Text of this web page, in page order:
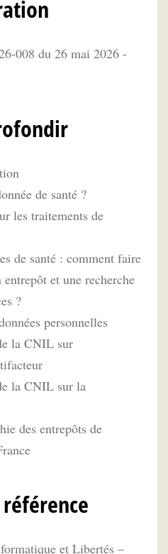
008 du 26 mai 2026 -
de santé ?
les traitements de
de santé : comment faire
et une recherche
?
personnelles
la CNIL sur
la CNIL sur la
des entrepôts de
et Libertés –